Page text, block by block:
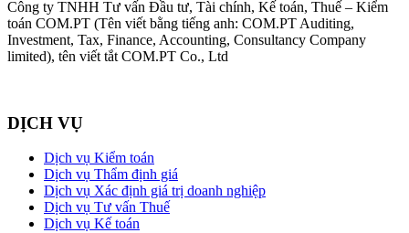
Công ty TNHH Tư vấn Đầu tư, Tài chính, Kế toán, Thuế – Kiểm
toán COM.PT (Tên viết bằng tiếng anh: COM.PT Auditing,
Investment, Tax, Finance, Accounting, Consultancy Company
limited), tên viết tắt COM.PT Co., Ltd
DỊCH VỤ
Dịch vụ Kiểm toán
Dịch vụ Thẩm định giá
Dịch vụ Xác định giá trị doanh nghiệp
Dịch vụ Tư vấn Thuế
Dịch vụ Kế toán